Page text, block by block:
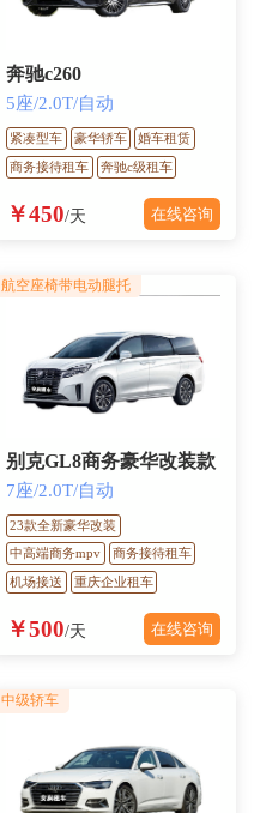
奔驰c260
5座/2.0T/自动
紧凑型车 豪华轿车
婚车租赁
商务接待租车
奔驰c级租车
￥450/天 在线咨询
别克GL8商务豪华改装款
7座/2.0T/自动
23款全新豪华改装
中高端商务mpv
商务接待租车
机场接送
重庆企业租车
￥500/天 在线咨询
航空座椅带电动腿托
中级轿车